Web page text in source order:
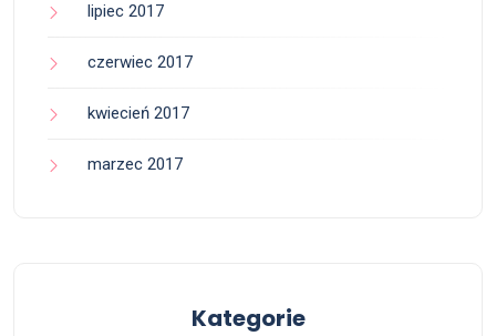
lipiec 2017
czerwiec 2017
kwiecień 2017
marzec 2017
Kategorie